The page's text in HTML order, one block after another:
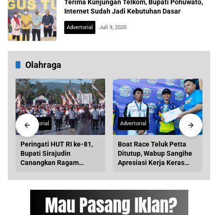
Terima Kunjungan Telkom, Bupati Pohuwato,
Internet Sudah Jadi Kebutuhan Dasar
Advertorial Juli 9, 2020
Olahraga
Advertorial
Peringati HUT RI ke-81,
Bupati Sirajudin
Canangkan Ragam
Boltara
Advertorial
Boat Race Teluk Petta
Ditutup, Wabup Sangihe
Apresiasi Kerja Keras